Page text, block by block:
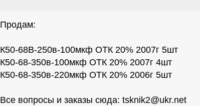
Продам:
К50-68В-250в-100мкф ОТК 20% 2007г 5шт
К50-68-350в-100мкф ОТК 20% 2007г 4шт
К50-68-350в-220мкф ОТК 20% 2006г 5шт
Все вопросы и заказы сюда: tsknik2@ukr.net